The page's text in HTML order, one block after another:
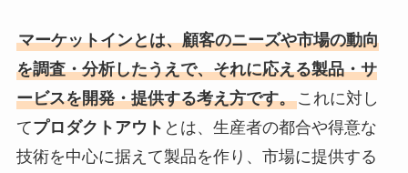
マーケットインとは、顧客のニーズや市場の動向
を調査・分析したうえで、それに応える製品・サ
ービスを開発・提供する考え方です。これに対し
てプロダクトアウト とは、生産者の都合や得意な
技術を中心に据えて製品を作り、市場に提供する